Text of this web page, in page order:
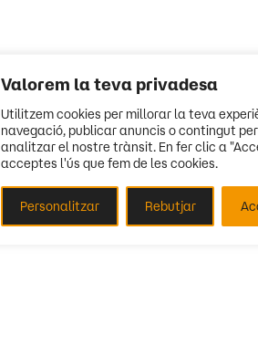
Valorem la teva privadesa
Utilitzem cookies per millorar la teva
navegació, publicar anuncis o contingut
analitzar el nostre trànsit. En fer clic a
acceptes l'ús que fem de les cookies.
Personalitzar Rebutjar